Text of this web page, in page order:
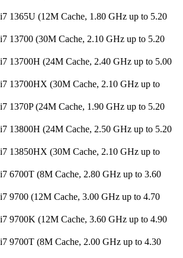
1365U (12M Cache, 1.80 GHz up to 5.20
13700 (30M Cache, 2.10 GHz up to 5.20
13700H (24M Cache, 2.40 GHz up to 5.00
13700HX (30M Cache, 2.10 GHz up to
1370P (24M Cache, 1.90 GHz up to 5.20
13800H (24M Cache, 2.50 GHz up to 5.20
13850HX (30M Cache, 2.10 GHz up to
6700T (8M Cache, 2.80 GHz up to 3.60
9700 (12M Cache, 3.00 GHz up to 4.70
9700K (12M Cache, 3.60 GHz up to 4.90
9700T (8M Cache, 2.00 GHz up to 4.30